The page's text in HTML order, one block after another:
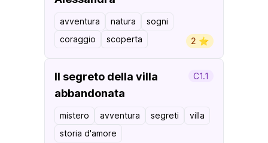
avventura natura
sogni
coraggio
scoperta 2 ⭐️
Il segreto della villa
abbandonata
C1.1
mistero avventura segreti
villa
storia d'amore